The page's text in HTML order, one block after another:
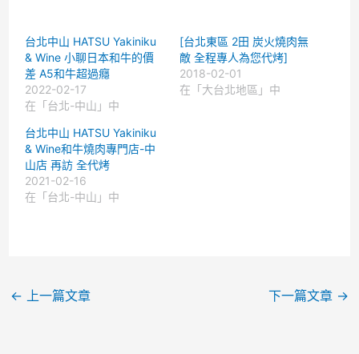
台北中山 HATSU Yakiniku
& Wine 小聊日本和牛的價
差 A5和牛超過癮
2022-02-17
在「台北-中山」中
[台北東區 2田 炭火燒肉無
敵 全程專人為您代烤]
2018-02-01
在「大台北地區」中
台北中山 HATSU Yakiniku
& Wine和牛燒肉專門店-中
山店 再訪 全代烤
2021-02-16
在「台北-中山」中
← 上一篇文章 下一篇文章 →